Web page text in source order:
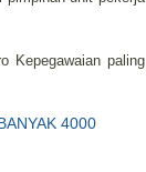
Kepegawaian paling
4000